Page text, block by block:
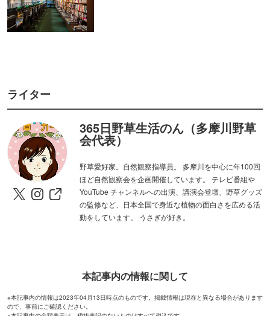
ライター
365日野草生活のん（多摩川野草
会代表）
野草愛好家。自然観察指導員。 多摩川を中心に年100回
ほど自然観察会を企画開催しています。 テレビ番組や
YouTube チャンネルへの出演、講演会登壇、野草グッズ
の監修など、日本全国で身近な植物の面白さを広める活
動をしています。 うさぎが好き。
本記事内の情報に関して
※本記事内の情報は2023年04月13日時点のものです。掲載情報は現在と異なる場合があります
ので、事前にご確認ください。